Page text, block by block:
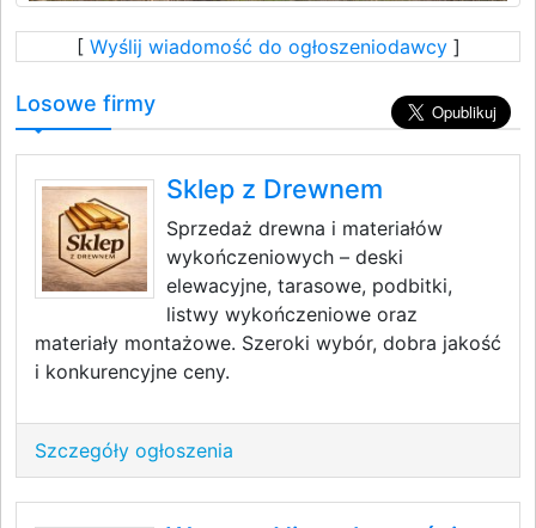
[ Wyślij wiadomość do ogłoszeniodawcy]
Losowe firmy
Sklep z Drewnem
Sprzedaż drewna i materiałów
wykończeniowych – deski
elewacyjne, tarasowe, podbitki,
listwy wykończeniowe oraz
materiały montażowe. Szeroki wybór, dobra jakość
i konkurencyjne ceny.
Szczegóły ogłoszenia